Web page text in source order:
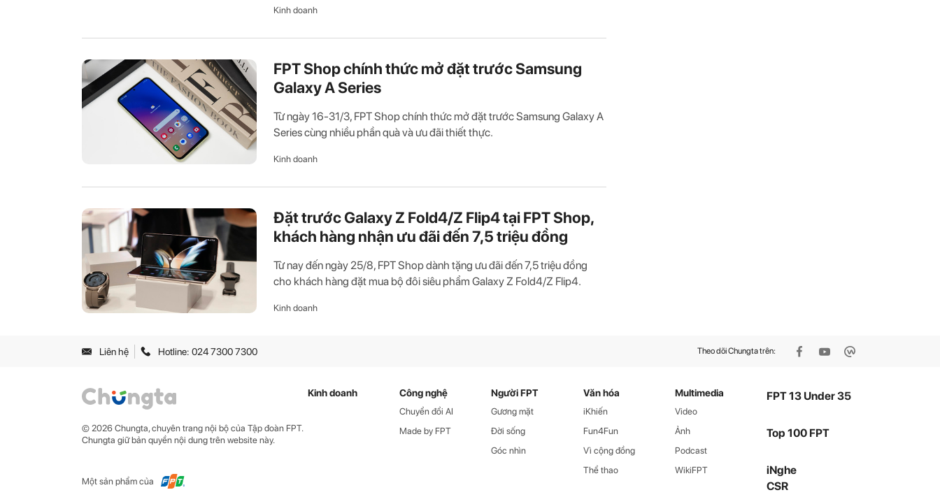
Kinh doanh
FPT Shop chính thức mở đặt trước Samsung
Galaxy A Series
Từ ngày 16-31/3, FPT Shop chính thức mở đặt trước Samsung Galaxy A
Series cùng nhiều phần quà và ưu đãi thiết thực.
Kinh doanh
Đặt trước Galaxy Z Fold4/Z Flip4 tại FPT Shop,
khách hàng nhận ưu đãi đến 7,5 triệu đồng
Từ nay đến ngày 25/8, FPT Shop dành tặng ưu đãi đến 7,5 triệu đồng
cho khách hàng đặt mua bộ đôi siêu phẩm Galaxy Z Fold4/Z Flip4.
Kinh doanh
Liên hệ Hotline: 024 7300 7300 Theo dõi Chungta trên:
© 2026 Chungta, chuyên trang nội bộ của Tập đoàn FPT.
Chungta giữ bản quyền nội dung trên website này.
Một sản phẩm của
Kinh doanh Công nghệ
Chuyển đổi AI
Made by FPT
Người FPT
Gương mặt
Đời sống
Góc nhìn
Văn hóa
iKhiến
Fun4Fun
Vì cộng đồng
Thể thao
Multimedia
Video
Ảnh
Podcast
WikiFPT
FPT 13 Under 35
Top 100 FPT
iNghe
CSR